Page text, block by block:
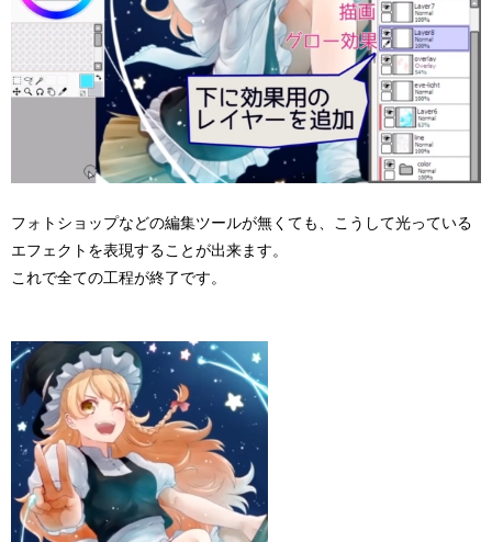
フォトショップなどの編集ツールが無くても、こうして光っている
エフェクトを表現することが出来ます。
これで全ての工程が終了です。